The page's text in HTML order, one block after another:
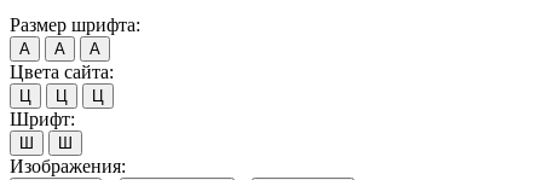
Размер шрифта:
А А А
Цвета сайта:
Ц Ц Ц
Шрифт:
Ш Ш
Изображения: